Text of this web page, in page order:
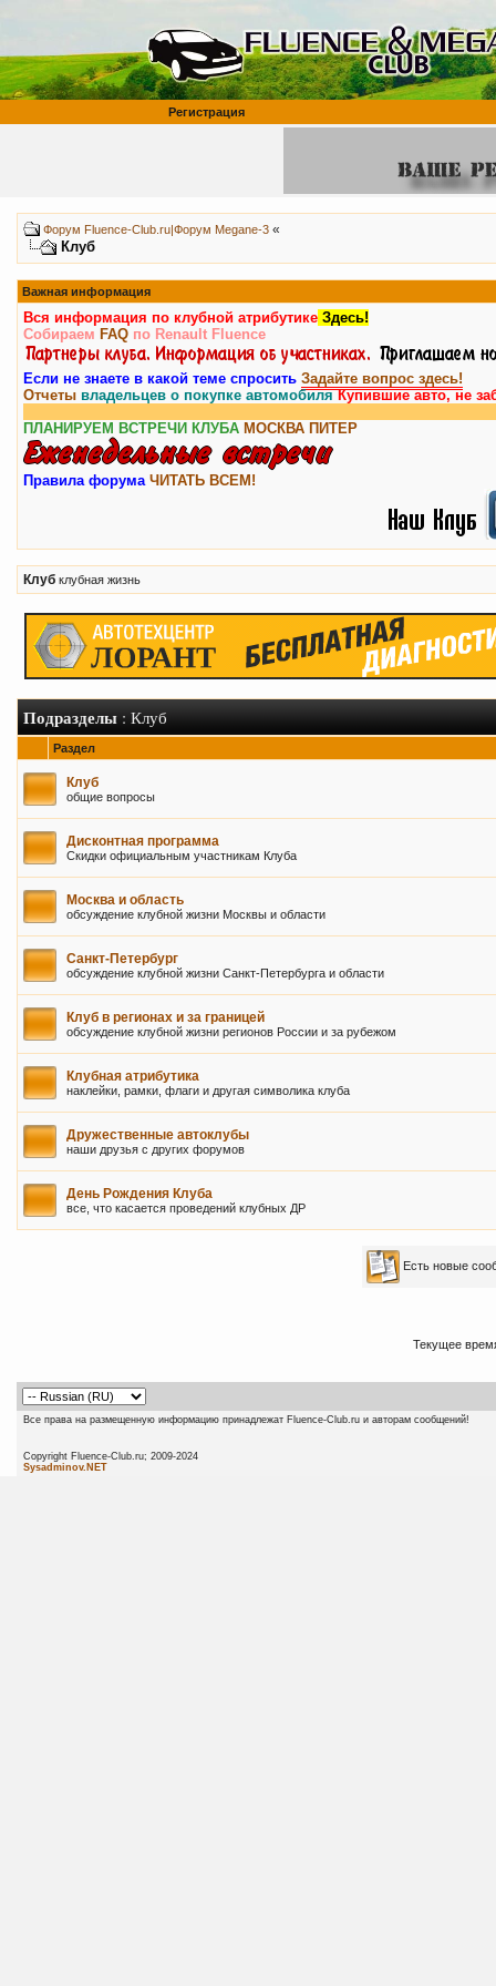
Регистрация
Форум Fluence-Club.ru|Форум Megane-3 «
Клуб
Важная информация
Вся информация по клубной атрибутике Здесь!
Собираем FAQ по Renault Fluence
Если не знаете в какой теме спросить Задайте вопрос здесь!
Отчеты владельцев о покупке автомобиляКупившие авто, не
ПЛАНИРУЕМ ВСТРЕЧИ КЛУБА МОСКВА ПИТЕР
Правила форума ЧИТАТЬ ВСЕМ!
Клуб клубная жизнь
Подразделы: Клуб
Раздел
Клуб
общие вопросы
Дисконтная программа
Скидки официальным участникам Клуба
Москва и область
обсуждение клубной жизни Москвы и области
Санкт-Петербург
обсуждение клубной жизни Санкт-Петербурга и области
Клуб в регионах и за границей
обсуждение клубной жизни регионов России и за рубежом
Клубная атрибутика
наклейки, рамки, флаги и другая символика клуба
Дружественные автоклубы
наши друзья с других форумов
День Рождения Клуба
все, что касается проведений клубных ДР
Есть новые
Текущее
Все права на размещенную информацию принадлежат Fluence-Club.ru и авторам сообщений!
Copyright Fluence-Club.ru;
Sysadminov.NET